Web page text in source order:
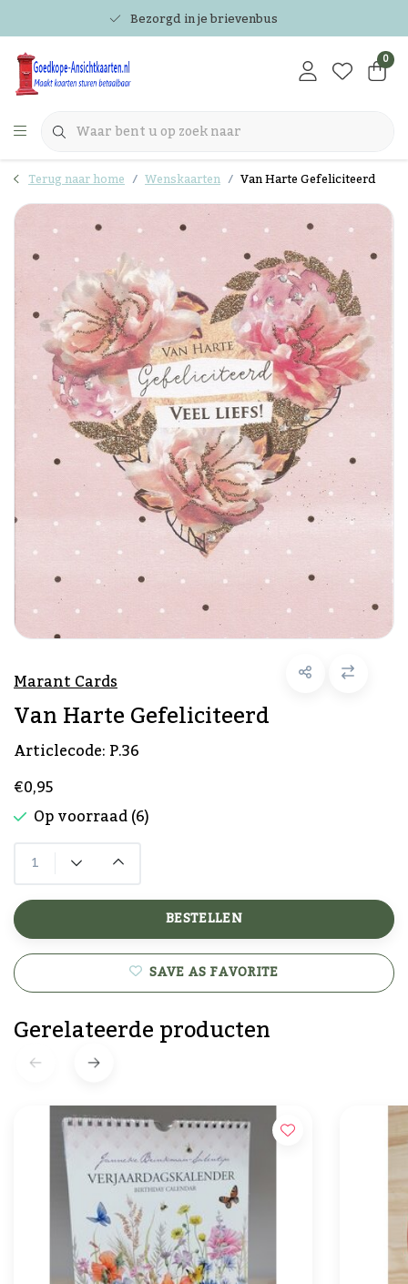
Bezorgd in je brievenbus
0
Terug naar home Wenskaarten Van Harte Gefeliciteerd
Marant Cards
Van Harte Gefeliciteerd
Articlecode:P.36
€0,95
Op voorraad (6)
BESTELLEN
SAVE AS FAVORITE
Gerelateerde producten